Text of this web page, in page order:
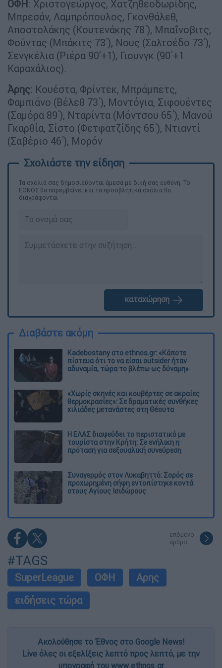
ΟΦΗ: Χριστογεώργος, Χατζηθεοδωρίδης,
Μπρεσάν, Λαμπρόπουλος, Γκονθάλεθ,
Αποστολάκης (Κουτενάκης 78΄), Μπαΐνοβιτς,
Φούντας (Μπάκιτς 73΄), Νους (Σαλτσέδο 73΄),
Σενγκέλια (Ριέρα 90'+1), Γιουνγκ (90΄+1
Καραχάλιος).
Άρης: Κουέστα, Φρίντεκ, Μπράμπετς,
Φαμπιάνο (Βέλεθ 73΄), Μοντόγια, Σιφουέντες
(Σαμόρα 89΄), Νταρίντα (Μόντσου 65΄), Μανού
Γκαρθία, Σίστο (Φετφατζίδης 65΄), Ντιαντί
(Σαβέριο 46΄), Μορόν
Τα σχολιά σας δημοσιεύονται άμεσα με δική σας ευθύνη. Το
ΕΘΝΟΣ θα παρεμβαίνει και τα προσβλητικά σχόλια θα
διαγράφονται
καταχώρηση
Διαβάστε ακόμη
Kadebostany στο ethnos.gr: «Κάποτε
πίστευα ότι το να είσαι outsider ήταν
αδυναμία, τώρα το βλέπω ως δύναμη»
«Χωρίς σκηνές και κουβέρτες σε ακραίες
θερμοκρασίες»: Σε δραματικές συνθήκες
χιλιάδες μετανάστες στη Θέουτα
Η ΕΛΑΣ διαψεύδει το περιστατικό με
τουρίστα στην Κρήτη: Σε ενήλικη η
πρόταση για σεξουαλική συνεύρεση
Συναγερμός στον Λυκαβηττό: Σορός σε
προχωρημένη σήψη εντοπίστηκε κοντά
στους Αγίους Ισιδώρους
επόμενο
άρθρο
#TAGS
SuperLeague ΟΦΗ
Αρης
ειδήσεις τώρα
Ακολούθησε το Έθνος στο Google News!
Live όλες οι εξελίξεις λεπτό προς λεπτό, με την
υπογραφή του www.ethnos.gr